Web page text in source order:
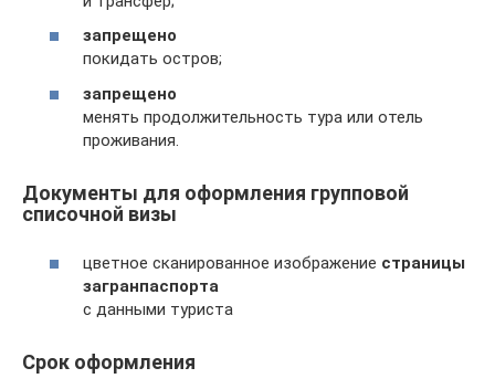
запрещено
покидать остров;
запрещено
менять продолжительность тура или отель
проживания.
Документы для оформления групповой
списочной визы
цветное сканированное изображение страницы
загранпаспорта
с данными туриста
Срок оформления